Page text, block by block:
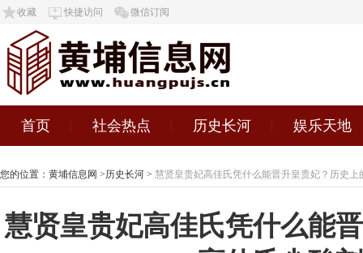
收藏 快捷访问 微信订阅
首页 社会热点 历史长河 娱乐天地
您的位置： 黄埔信息网 >历史长河 > 慧贤皇贵妃高佳氏凭什么能晋升皇贵妃？历史上
慧贤皇贵妃高佳氏凭什么能